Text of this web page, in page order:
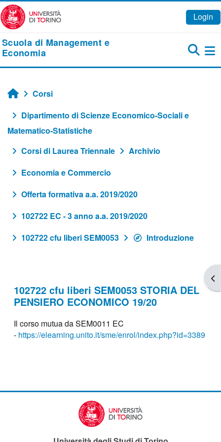
Vai al contenuto principale
Login
Scuola di Management e
Economia
Home
Corsi
Dipartimento di Scienze Economico-Sociali e
Matematico-Statistiche
Corsi di Laurea Triennale
Archivio
Economia e Commercio
Offerta formativa a.a. 2019/2020
102722 EC - 3 anno a.a. 2019/2020
102722 cfu liberi SEM0053
Introduzione
102722 cfu liberi SEM0053 STORIA DEL
PENSIERO ECONOMICO 19/20
Il corso mutua da SEM0011 EC
- https://elearning.unito.it/sme/enrol/index.php?id=3389